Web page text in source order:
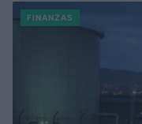
FINANZAS